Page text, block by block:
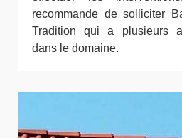
recommande de solliciter
Tradition qui a plusieurs
dans le domaine.